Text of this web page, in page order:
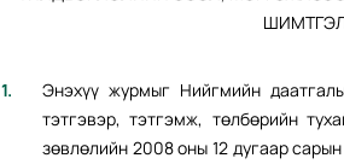
Энэхүү журмыг Нийгмийн
тэтгэвэр, тэтгэмж, төлбөрийн
зөвлөлийн 2008 оны 12 дугаар